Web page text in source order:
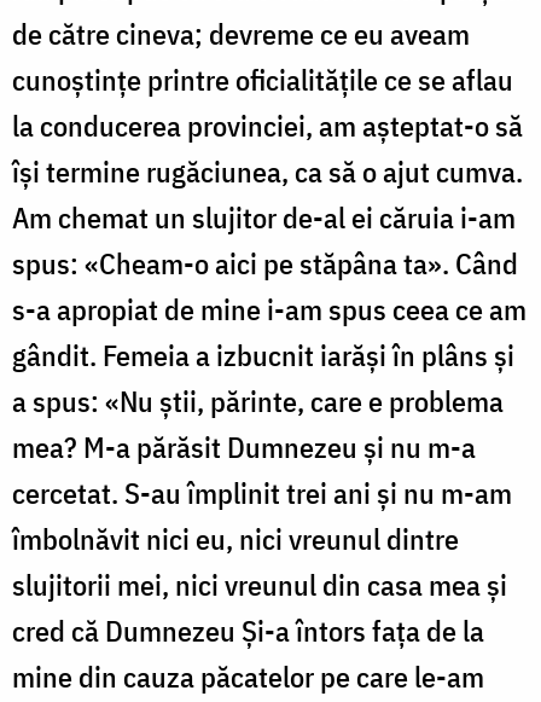
de către cineva; devreme ce eu aveam
cunoștințe printre oficialitățile ce se aflau
la conducerea provinciei, am așteptat-o să
își termine rugăciunea, ca să o ajut cumva.
Am chemat un slujitor de-al ei căruia i-am
spus: «Cheam-o aici pe stăpâna ta». Când
s-a apropiat de mine i-am spus ceea ce am
gândit. Femeia a izbucnit iarăși în plâns și
a spus: «Nu știi, părinte, care e problema
mea? M-a părăsit Dumnezeu și nu m-a
cercetat. S-au împlinit trei ani și nu m-am
îmbolnăvit nici eu, nici vreunul dintre
slujitorii mei, nici vreunul din casa mea și
cred că Dumnezeu Și-a întors fața de la
mine din cauza păcatelor pe care le-am